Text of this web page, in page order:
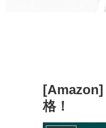
[Amazon]
格！